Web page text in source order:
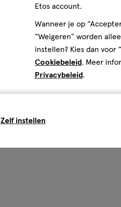
Etos account.
Wanneer je op
“Weigeren” worden
instellen? Kies dan voor
Cookiebeleid. Meer
Privacybeleid.
Zelf instellen